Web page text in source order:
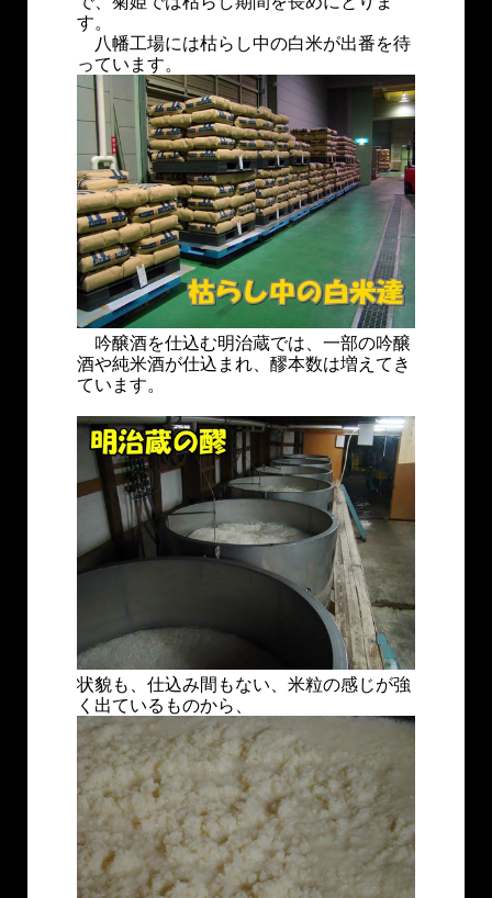
す。
八幡工場には枯らし中の白米が出番を待
っています。
吟醸酒を仕込む明治蔵では、一部の吟醸
酒や純米酒が仕込まれ、醪本数は増えてき
ています。
状貌も、仕込み間もない、米粒の感じが強
く出ているものから、